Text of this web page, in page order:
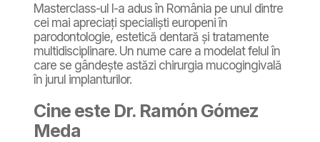
Masterclass-ul l-a adus în România pe unul dintre
cei mai apreciați specialiști europeni în
parodontologie, estetică dentară și tratamente
multidisciplinare. Un nume care a modelat felul în
care se gândește astăzi chirurgia mucogingivală
în jurul implanturilor.
Cine este Dr. Ramón Gómez
Meda